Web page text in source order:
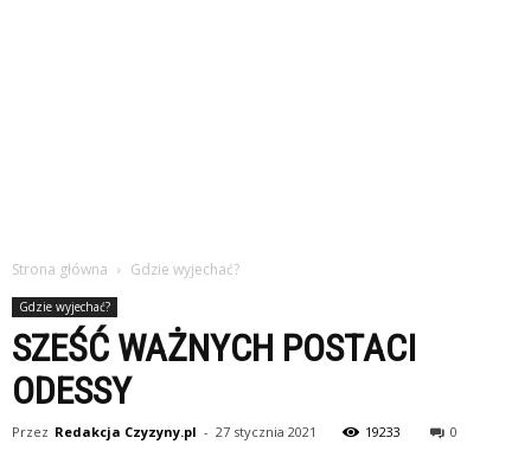
Strona główna Gdzie wyjechać?
Gdzie wyjechać?
SZEŚĆ WAŻNYCH POSTACI
ODESSY
Przez Redakcja Czyzyny.pl - 27 stycznia 2021 19233 0